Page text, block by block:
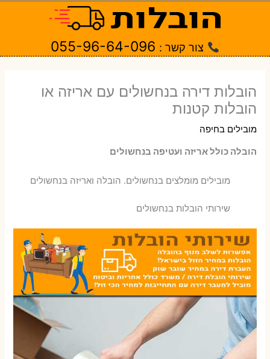
צור קשר : 055-96-64-096
הובלות דירה בנחשולים עם אריזה או
הובלות קטנות
מובילים בחיפה
הובלה כולל אריזה ועטיפה בנחשולים
‫מובילים מומלצים בנחשולים. הובלה ואריזה בנחשולים
שירותי הובלות בנחשולים